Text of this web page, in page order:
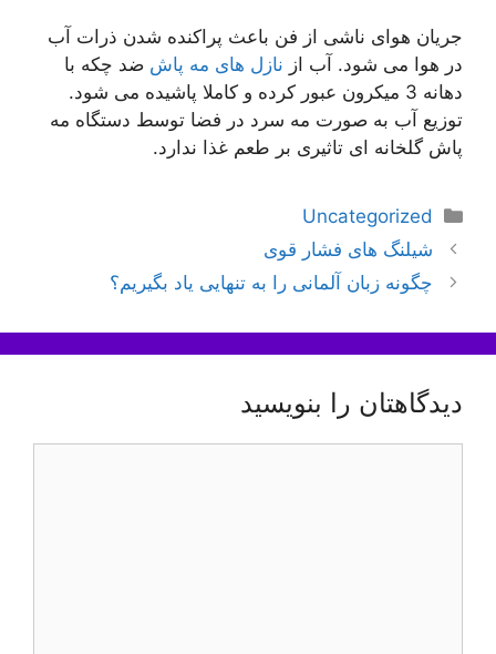
جریان هوای ناشی از فن باعث پراکنده شدن ذرات آب
در هوا می شود. آب از نازل های مه پاش ضد چکه با
دهانه 3 میکرون عبور کرده و کاملا پاشیده می شود.
توزیع آب به صورت مه سرد در فضا توسط دستگاه مه
پاش گلخانه ای تاثیری بر طعم غذا ندارد.
دسته‌ها
Uncategorized
ناوبری
نوشته‌ها
شیلنگ های فشار قوی
چگونه زبان آلمانی را به تنهایی یاد بگیریم؟
دیدگاهتان را بنویسید